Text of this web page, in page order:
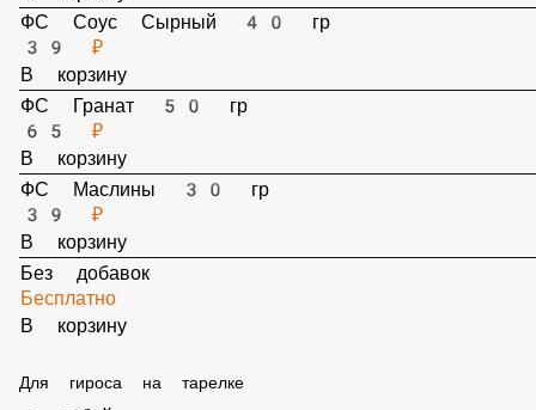
Соус Цезарь 40гр
В корзину
ФС Соус Горчичный 40 гр
39 ₽
В корзину
ФС Соус Барбекью 40 гр
39 ₽
В корзину
ФС Соус Сырный 40 гр